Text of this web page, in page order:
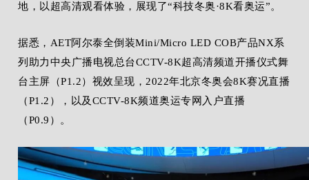
地，以超高清观看体验，展现了“科技冬奥·8K看奥运”。
据悉，AET阿尔泰全倒装Mini/Micro LED COB产品NX系
列助力中央广播电视总台CCTV-8K超高清频道开播仪式舞
台主屏（P1.2）视效呈现，2022年北京冬奥会8K赛况直播
（P1.2），以及CCTV-8K频道奥运专网入户直播
（P0.9）。